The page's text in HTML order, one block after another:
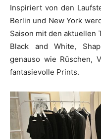
Inspiriert von den
Berlin und New York
Saison mit den aktuellen
Black and White,
genauso wie Rüschen,
fantasievolle Prints.